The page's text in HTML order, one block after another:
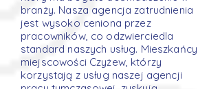
branży. Nasza agencja zatrudnienia
jest wysoko ceniona przez
pracowników, co odzwierciedla
standard naszych usług. Mieszkańcy
miejscowości Czyżew, którzy
korzystają z usług naszej agencji